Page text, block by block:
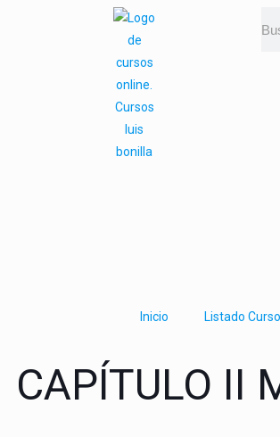
Inicio Listado
CAPÍTULO II